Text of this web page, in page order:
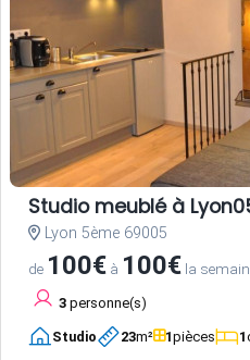
Studio meublé à
Lyon 5ème 69005
de 100€ à 100€ la
3 personne(s)
Studio 23m² 1pièces 1